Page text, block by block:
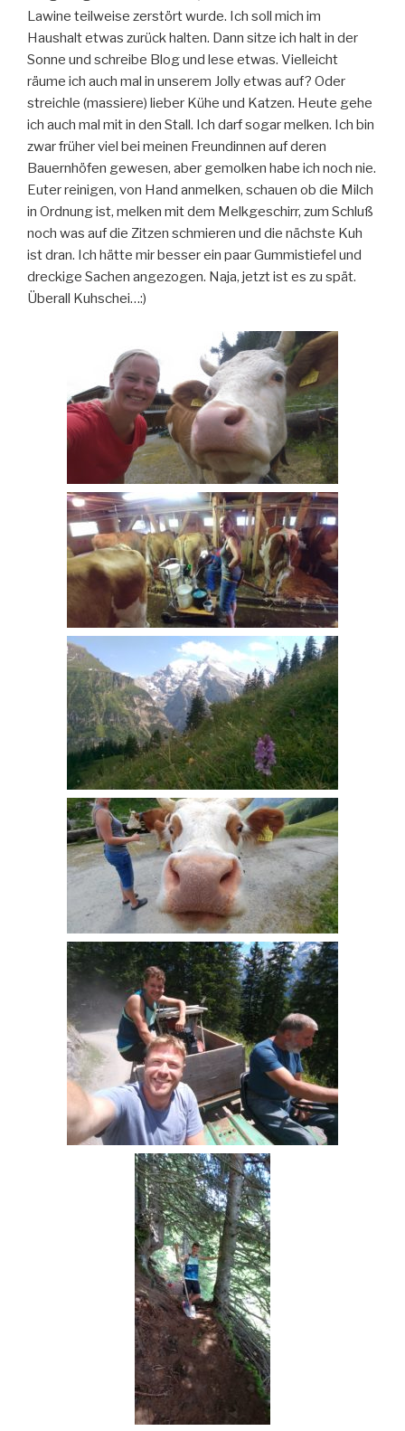
Lawine teilweise zerstört wurde. Ich soll mich im
Haushalt etwas zurück halten. Dann sitze ich halt in der
Sonne und schreibe Blog und lese etwas. Vielleicht
räume ich auch mal in unserem Jolly etwas auf? Oder
streichle (massiere) lieber Kühe und Katzen. Heute gehe
ich auch mal mit in den Stall. Ich darf sogar melken. Ich bin
zwar früher viel bei meinen Freundinnen auf deren
Bauernhöfen gewesen, aber gemolken habe ich noch nie.
Euter reinigen, von Hand anmelken, schauen ob die Milch
in Ordnung ist, melken mit dem Melkgeschirr, zum Schluß
noch was auf die Zitzen schmieren und die nächste Kuh
ist dran. Ich hätte mir besser ein paar Gummistiefel und
dreckige Sachen angezogen. Naja, jetzt ist es zu spät.
Überall Kuhschei…:)